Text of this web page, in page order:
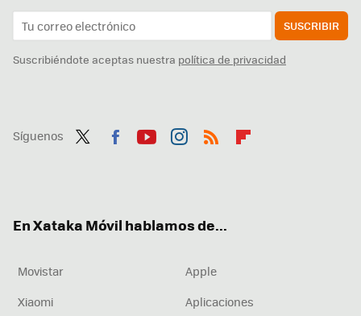
SUSCRIBIR
Suscribiéndote aceptas nuestra política de privacidad
Síguenos
En Xataka Móvil hablamos de...
Movistar
Apple
Xiaomi
Aplicaciones